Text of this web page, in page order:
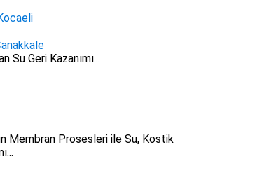
Su Geri Kazanımı...
Membran Prosesleri ile Su, Kostik